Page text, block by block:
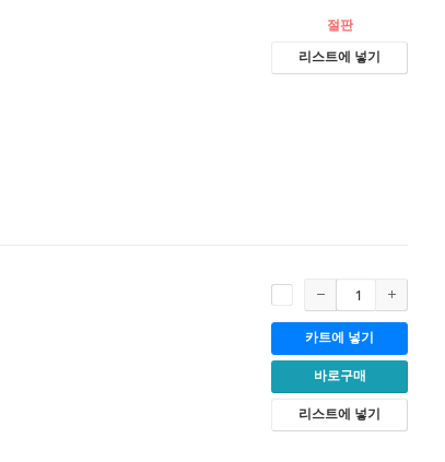
절판
리스트에 넣기
카트에 넣기
바로구매
리스트에 넣기